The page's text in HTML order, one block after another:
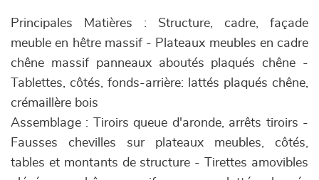
Principales Matières : Structure, cadre, façade
meuble en hêtre massif - Plateaux meubles en cadre
chêne massif panneaux aboutés plaqués chêne -
Tablettes, côtés, fonds-arrière: lattés plaqués chêne,
crémaillère bois
Assemblage : Tiroirs queue d'aronde, arrêts tiroirs -
Fausses chevilles sur plateaux meubles, côtés,
tables et montants de structure - Tirettes amovibles